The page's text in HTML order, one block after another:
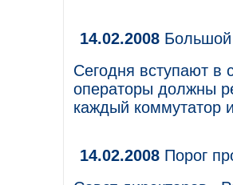
14.02.2008
Сегодня вступают в
операторы должны
каждый коммутатор
14.02.2008 Порог